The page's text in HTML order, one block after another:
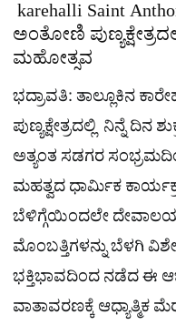
karehalli Saint
ಅಂತೋಣಿ
ಮಹೋತ್ಸವ
ಭದ್ರಾವತಿ: ತಾಲ್ಲೂಕಿನ
ಪುಣ್ಯಕ್ಷೇತ್ರದಲ್ಲಿ ನಿನ್ನೆ ದಿನ
ಅತ್ಯಂತ ಸಡಗರ
ಮಹತ್ವದ ಧಾರ್ಮಿಕ
ಬೆಳಿಗ್ಗೆಯಿಂದಲೇ
ಮೊಂಬತ್ತಿಗಳನ್ನು ಬೆಳಗಿ
ಭಕ್ತಿಭಾವದಿಂದ ನಡೆದ ಈ
ವಾತಾವರಣಕ್ಕೆ ಆಧ್ಯಾತ್ಮಿಕ